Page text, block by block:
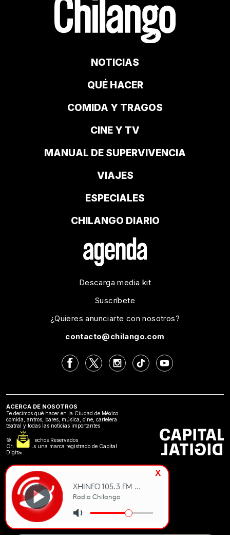
NOTICIAS
QUÉ HACER
COMIDA Y TRAGOS
CINE Y TV
MANUAL DE SUPERVIVENCIA
VIAJES
ESPECIALES
CHILANGO DIARIO
Descarga media kit
Suscríbete
¿Quieres anunciarte con nosotros?
contacto@chilango.com
ACERCA DE NOSOTROS
Te decimos qué hacer en la Ciudad de México:
comida, antros, bares, música, cine, cartelera
teatral y todas las noticias importantes
©2024 Derechos Reservados
Chilango es una marca registrado de Capital
Digital.
x